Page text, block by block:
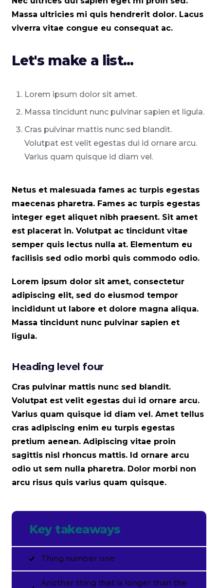
Massa ultricies mi quis hendrerit dolor. Lacus
viverra vitae congue eu consequat ac.
Let's make a list...
Lorem ipsum dolor sit amet.
Massa tincidunt nunc pulvinar sapien et ligula.
Cras pulvinar mattis nunc sed blandit.
Volutpat est velit egestas dui id ornare arcu.
Varius quam quisque id diam vel.
Netus et malesuada fames ac turpis egestas
maecenas pharetra. Fames ac turpis egestas
integer eget aliquet nibh praesent. Sit amet
est placerat in. Volutpat ac tincidunt vitae
semper quis lectus nulla at. Elementum eu
facilisis sed odio morbi quis commodo odio.
Lorem ipsum dolor sit amet, consectetur
adipiscing elit, sed do eiusmod tempor
incididunt ut labore et dolore magna aliqua.
Massa tincidunt nunc pulvinar sapien et
ligula.
Heading level four
Cras pulvinar mattis nunc sed blandit.
Volutpat est velit egestas dui id ornare arcu.
Varius quam quisque id diam vel. Amet tellus
cras adipiscing enim eu turpis egestas
pretium aenean. Adipiscing vitae proin
sagittis nisl rhoncus mattis. Id ornare arcu
odio ut sem nulla pharetra. Dolor morbi non
arcu risus quis varius quam quisque.
Key takeaways
Thing number one
Another thing that is longer than the